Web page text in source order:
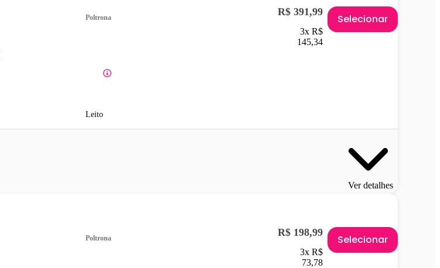
Poltrona
Leito
R$ 391,99
3x R$
145,34
Selecionar
Ver detalhes
Poltrona R$ 198,99
3x R$
73,78
Selecionar